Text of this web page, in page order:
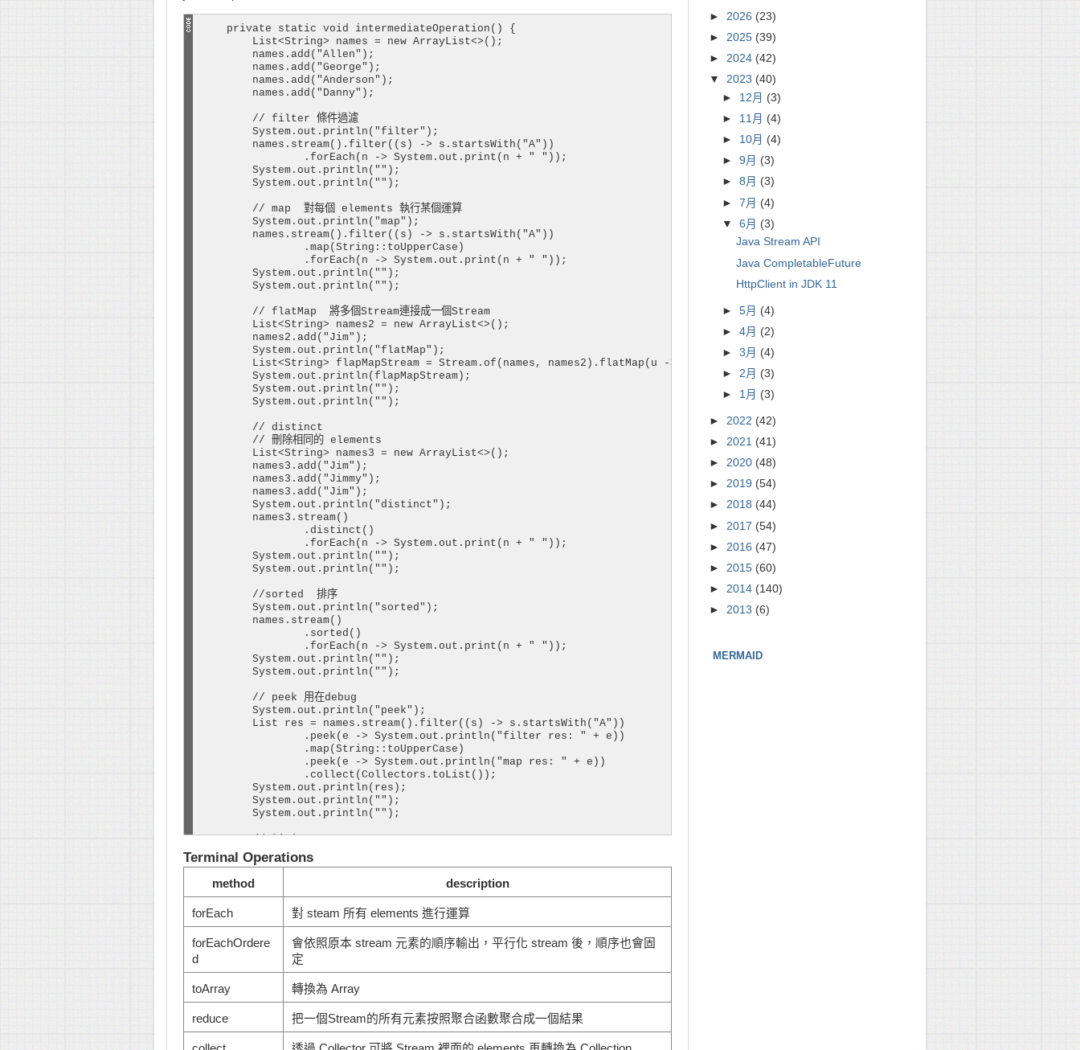
    private static void intermediateOperation() {
        List<String> names = new ArrayList<>();
        names.add("Allen");
        names.add("George");
        names.add("Anderson");
        names.add("Danny");
        // filter 條件過濾
        System.out.println("filter");
        names.stream().filter((s) -> s.startsWith("A"))
                .forEach(n -> System.out.print(n + " "));
        System.out.println("");
        System.out.println("");
        // map  對每個 elements 執行某個運算
        System.out.println("map");
        names.stream().filter((s) -> s.startsWith("A"))
                .map(String::toUpperCase)
                .forEach(n -> System.out.print(n + " "));
        System.out.println("");
        System.out.println("");
        // flatMap  將多個Stream連接成一個Stream
        List<String> names2 = new ArrayList<>();
        names2.add("Jim");
        System.out.println("flatMap");
        List<String> flapMapStream = Stream.of(names, names2).flatMap(u -> u.stream()).collect(Collectors.toList());
        System.out.println(flapMapStream);
        System.out.println("");
        System.out.println("");
        // distinct
        // 刪除相同的 elements
        List<String> names3 = new ArrayList<>();
        names3.add("Jim");
        names3.add("Jimmy");
        names3.add("Jim");
        System.out.println("distinct");
        names3.stream()
                .distinct()
                .forEach(n -> System.out.print(n + " "));
        System.out.println("");
        System.out.println("");
        //sorted  排序
        System.out.println("sorted");
        names.stream()
                .sorted()
                .forEach(n -> System.out.print(n + " "));
        System.out.println("");
        System.out.println("");
        // peek 用在debug
        System.out.println("peek");
        List res = names.stream().filter((s) -> s.startsWith("A"))
                .peek(e -> System.out.println("filter res: " + e))
                .map(String::toUpperCase)
                .peek(e -> System.out.println("map res: " + e))
                .collect(Collectors.toList());
        System.out.println(res);
        System.out.println("");
        System.out.println("");
        // limit
        // 限制回傳的 elements 數量
        System.out.println("limit");
        List res2 = names.stream().filter((s) -> s.startsWith("A"))
                .map(String::toUpperCase)
                .collect(Collectors.toList());
        System.out.println(res2);
        System.out.println("");
        System.out.println("");
        // skip
        // 略過前面幾個 elements
        System.out.println("skip");
        List res3 = names.stream().filter((s) -> s.startsWith("A"))
                .map(String::toUpperCase)
                .skip(1)
Terminal Operations
method description
forEach 對 steam 所有 elements 進行運算
forEachOrdere
d
會依照原本 stream 元素的順序輸出，平行化 stream 後，順序也會固
定
toArray 轉換為 Array
reduce 把一個Stream的所有元素按照聚合函數聚合成一個結果
► 2026 (23)
► 2025 (39)
► 2024 (42)
▼ 2023 (40)
► 12月 (3)
► 11月 (4)
► 10月 (4)
►9月 (3)
►8月 (3)
►7月 (4)
▼6月 (3)
Java Stream API
Java CompletableFuture
HttpClient in JDK 11
►5月 (4)
►4月 (2)
►3月 (4)
► 2月 (3)
► 1月 (3)
► 2022 (42)
► 2021 (41)
► 2020 (48)
► 2019 (54)
► 2018 (44)
► 2017 (54)
► 2016 (47)
► 2015 (60)
► 2014 (140)
► 2013 (6)
MERMAID